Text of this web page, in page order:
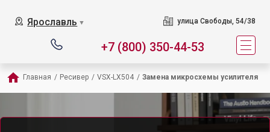
Ярославль ▼ улица Свободы, 54/38
+7 (800) 350-44-53
Главная / Ресивер / VSX-LX504 / Замена микросхемы усилителя